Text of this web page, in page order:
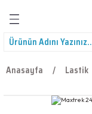
Anasayfa Lastik